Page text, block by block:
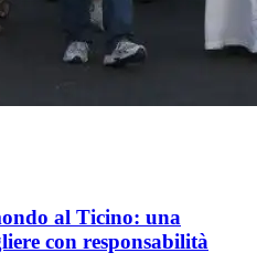
al Ticino: una
con responsabilità